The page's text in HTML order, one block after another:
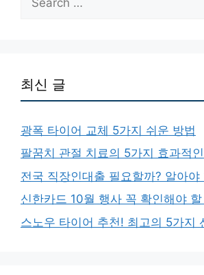
for:
최신 글
광폭 타이어 교체 5가지 쉬운 방법
팔꿈치 관절 치료의 5가지 효과적
전국 직장인대출 필요할까? 알아야
신한카드 10월 행사 꼭 확인해야 할
스노우 타이어 추천! 최고의 5가지